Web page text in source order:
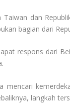
dan
bagian dari
respons dari
mencari
langkah